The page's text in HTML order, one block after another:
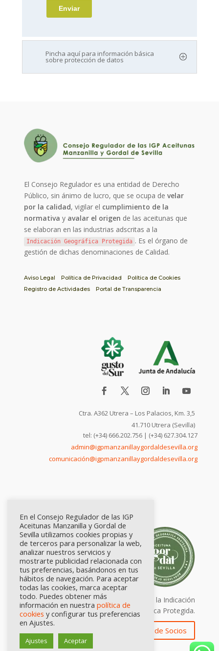
Pincha aquí para información básica
sobre protección de datos
El Consejo Regulador es una entidad de Derecho
Público, sin ánimo de lucro, que se ocupa develar
por la calidad, vigilar el cumplimiento de la
normativa y avalar el origen de las aceitunas que
se elaboran en las industrias adscritas a la
Indicación Geográfica Protegida . Es el órgano de
gestión de dichas denominaciones de Calidad.
Aviso Legal Política de Privacidad
Política de Cookies
Registro de Actividades
Portal de Transparencia
Ctra. A362 Utrera – Los Palacios, Km. 3,5
41.710 Utrera (Sevilla)
tel: (+34) 666.202.756 | (+34) 627.304.127
admin@igpmanzanillaygordaldesevilla.org
comunicación@igpmanzanillaygordaldesevilla.org
Calidad certificada por Origen. Sellos de la Indicación
Geográfica Protegida.
Zona de Socios
En el Consejo Regulador de las IGP
Aceitunas Manzanilla y Gordal de
Sevilla utilizamos cookies propias y
de terceros para personalizar la web,
analizar nuestros servicios y
mostrarte publicidad relacionada con
tus preferencias, basándonos en tus
hábitos de navegación. Para aceptar
todas las cookies, marca aceptar
todo. Puedes obtener más
información en nuestra política de
cookies y configurar tus preferencias
en Ajustes.
Ajustes Aceptar